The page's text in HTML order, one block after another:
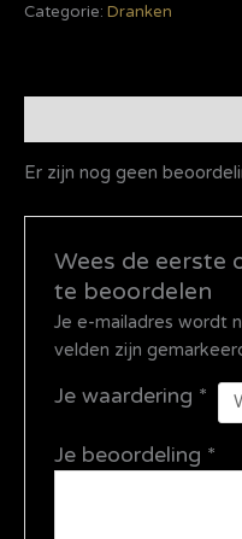
Categorie: Dranken
Er zijn nog geen
Wees de eerste
te beoordelen
Je e-mailadres wordt
velden zijn
Je waardering *
Je beoordeling *